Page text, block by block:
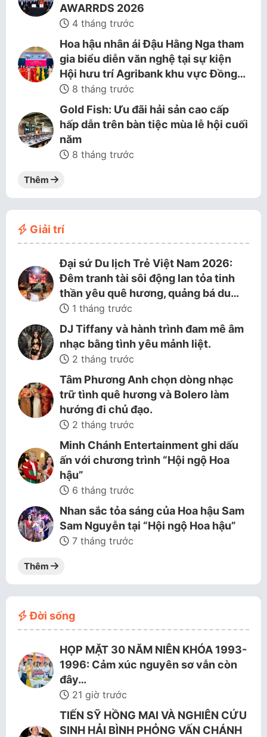
AWARRDS 2026
4 tháng trước
Hoa hậu nhân ái Đậu Hằng Nga tham
gia biểu diễn văn nghệ tại sự kiện
Hội hưu trí Agribank khu vực Đồng…
8 tháng trước
Gold Fish: Ưu đãi hải sản cao cấp
hấp dẫn trên bàn tiệc mùa lễ hội cuối
năm
8 tháng trước
Thêm
Giải trí
Đại sứ Du lịch Trẻ Việt Nam 2026:
Đêm tranh tài sôi động lan tỏa tinh
thần yêu quê hương, quảng bá du…
1 tháng trước
DJ Tiffany và hành trình đam mê âm
nhạc bằng tình yêu mảnh liệt.
2 tháng trước
Tâm Phương Anh chọn dòng nhạc
trữ tình quê hương và Bolero làm
hướng đi chủ đạo.
2 tháng trước
Minh Chánh Entertainment ghi dấu
ấn với chương trình “Hội ngộ Hoa
hậu”
6 tháng trước
Nhan sắc tỏa sáng của Hoa hậu Sam
Sam Nguyễn tại “Hội ngộ Hoa hậu”
7 tháng trước
Thêm
Đời sống
HỌP MẶT 30 NĂM NIÊN KHÓA 1993-
1996: Cảm xúc nguyên sơ vẫn còn
đây…
21 giờ trước
TIẾN SỸ HỒNG MAI VÀ NGHIÊN CỨU
SINH HẢI BÌNH PHỎNG VẤN CHÁNH